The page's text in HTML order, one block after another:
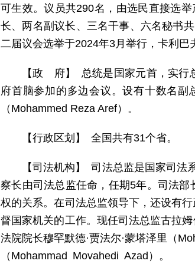
可生效。议员共290名，由选民直接选
长、两名副议长、三名干事、六名秘书
二届议会选举于2024年3月举行，卡利巴
【政 府】 总统是国家元首，实行
府首脑参加的多边会议。设有十数名副
（Mohammed Reza Aref）。
【行政区划】 全国共有31个省。
【司法机构】 司法总监是国家司
察长由司法总监任命，任期5年。司法
权的关系。在司法总监领导下，还设有
督国家机关的工作。现任司法总监古拉
法院院长穆罕默德·贾法尔·蒙塔泽里（
（Mohammad Movahedi Azad）。